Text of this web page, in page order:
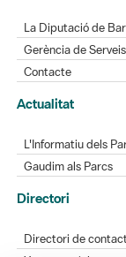
La Diputació de
Gerència de
Contacte
Actualitat
L'Informatiu dels
Gaudim als Parcs
Directori
Directori de